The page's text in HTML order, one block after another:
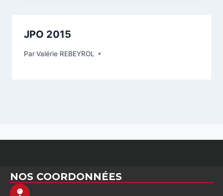
JPO 2015
ParValérie REBEYROL
NOS COORDONNÉES